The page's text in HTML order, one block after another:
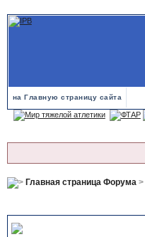
на Главную страницу сайта
Главная страница Форума>